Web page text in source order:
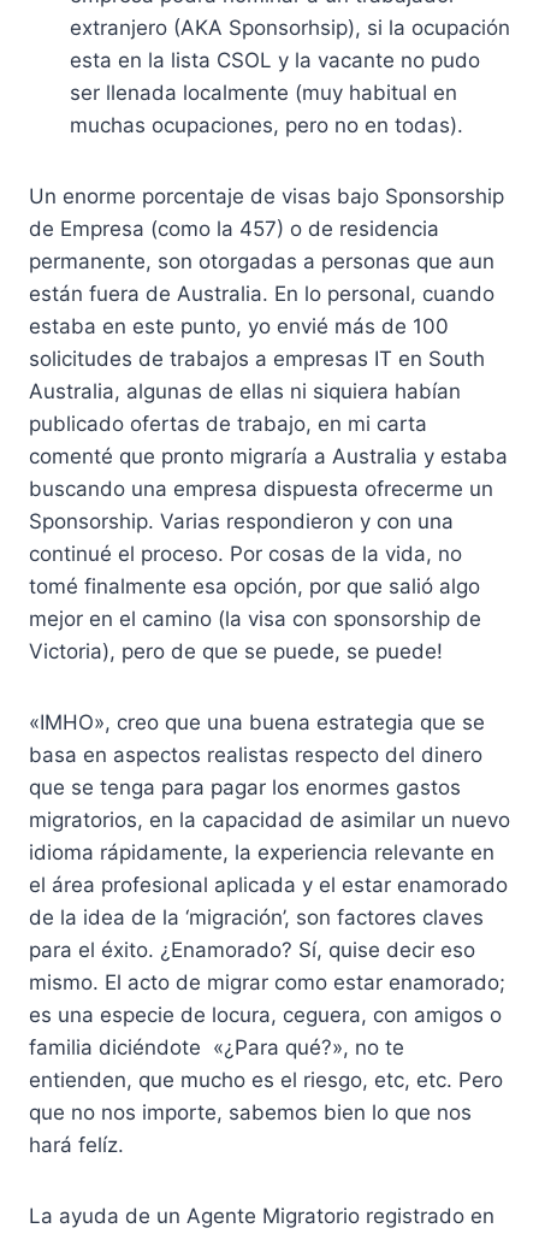
extranjero (AKA Sponsorhsip), si la ocupación
esta en la lista CSOL y la vacante no pudo
ser llenada localmente (muy habitual en
muchas ocupaciones, pero no en todas).
Un enorme porcentaje de visas bajo Sponsorship
de Empresa (como la 457) o de residencia
permanente, son otorgadas a personas que aun
están fuera de Australia. En lo personal, cuando
estaba en este punto, yo envié más de 100
solicitudes de trabajos a empresas IT en South
Australia, algunas de ellas ni siquiera habían
publicado ofertas de trabajo, en mi carta
comenté que pronto migraría a Australia y estaba
buscando una empresa dispuesta ofrecerme un
Sponsorship. Varias respondieron y con una
continué el proceso. Por cosas de la vida, no
tomé finalmente esa opción, por que salió algo
mejor en el camino (la visa con sponsorship de
Victoria), pero de que se puede, se puede!
«IMHO», creo que una buena estrategia que se
basa en aspectos realistas respecto del dinero
que se tenga para pagar los enormes gastos
migratorios, en la capacidad de asimilar un nuevo
idioma rápidamente, la experiencia relevante en
el área profesional aplicada y el estar enamorado
de la idea de la ‘migración’, son factores claves
para el éxito. ¿Enamorado? Sí, quise decir eso
mismo. El acto de migrar como estar enamorado;
es una especie de locura, ceguera, con amigos o
familia diciéndote «¿Para qué?», no te
entienden, que mucho es el riesgo, etc, etc. Pero
que no nos importe, sabemos bien lo que nos
hará felíz.
La ayuda de un Agente Migratorio registrado en